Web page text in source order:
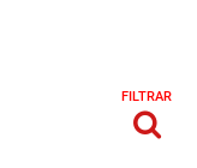
FILTRAR